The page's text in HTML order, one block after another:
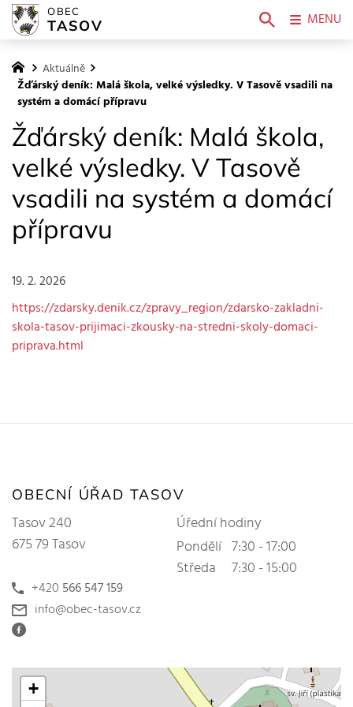
Aktuálně
Žďárský deník: Malá škola, velké výsledky. V Tasově vsadili na
systém a domácí přípravu
Žďárský deník: Malá škola,
velké výsledky. V Tasově
vsadili na systém a domácí
přípravu
19. 2. 2026
https://zdarsky.denik.cz/zpravy_region/zdarsko-zakladni-
skola-tasov-prijimaci-zkousky-na-stredni-skoly-domaci-
priprava.html
OBECNÍ ÚŘAD TASOV
Tasov 240
675 79 Tasov
+420 566 547 159
info@obec-tasov.cz
Úřední hodiny
Pondělí 7:30 - 17:00
Středa
7:30 - 15:00
+
OBEC
TASOV MENU